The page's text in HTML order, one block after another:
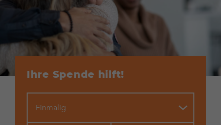
Ihre Spende hilft!
Einmalig